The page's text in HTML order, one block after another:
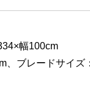
幅100cm
、ブレードサイズ：